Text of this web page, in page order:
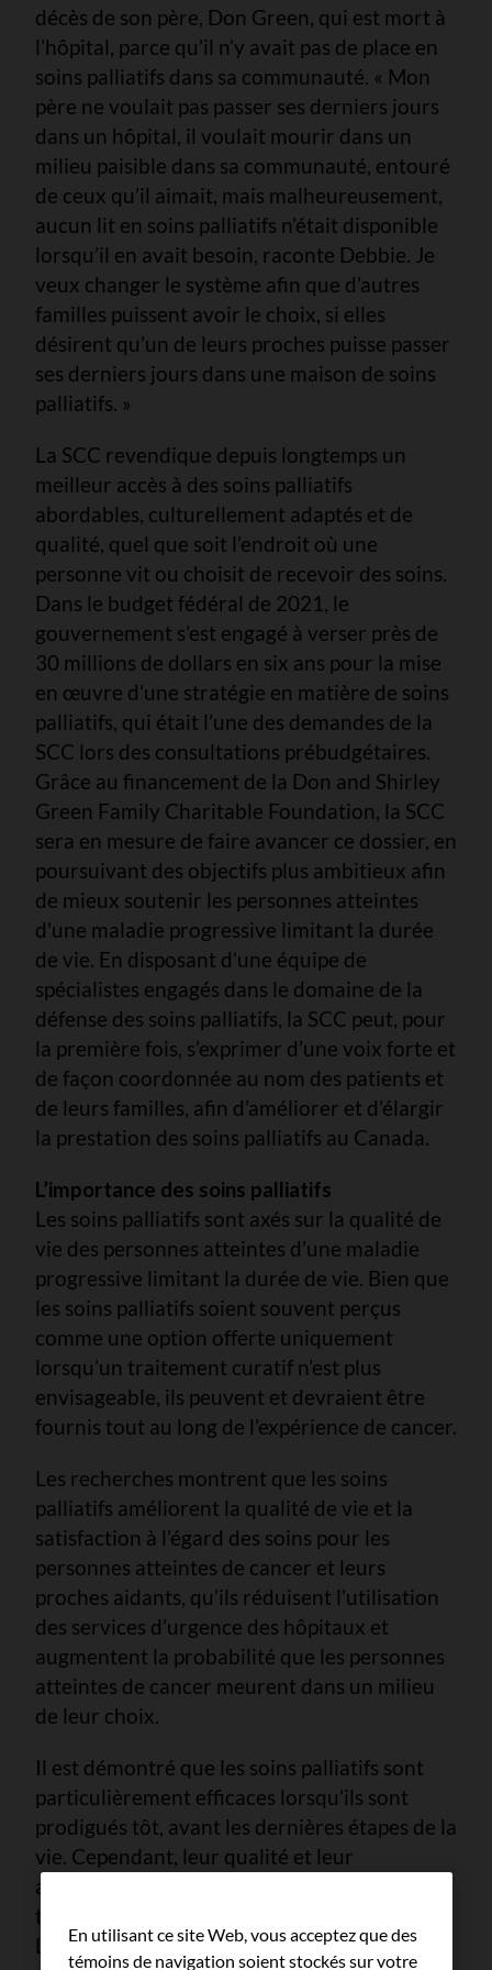
décès de son père, Don Green, qui est mort à
l’hôpital, parce qu’il n’y avait pas de place en
soins palliatifs dans sa communauté. « Mon
père ne voulait pas passer ses derniers jours
dans un hôpital, il voulait mourir dans un
milieu paisible dans sa communauté, entouré
de ceux qu’il aimait, mais malheureusement,
aucun lit en soins palliatifs n’était disponible
lorsqu’il en avait besoin, raconte Debbie. Je
veux changer le système afin que d’autres
familles puissent avoir le choix, si elles
désirent qu’un de leurs proches puisse passer
ses derniers jours dans une maison de soins
palliatifs. »
La SCC revendique depuis longtemps un
meilleur accès à des soins palliatifs
abordables, culturellement adaptés et de
qualité, quel que soit l’endroit où une
personne vit ou choisit de recevoir des soins.
Dans le budget fédéral de 2021, le
gouvernement s’est engagé à verser près de
30 millions de dollars en six ans pour la mise
en œuvre d’une stratégie en matière de soins
palliatifs, qui était l’une des demandes de la
SCC lors des consultations prébudgétaires.
Grâce au financement de la Don and Shirley
Green Family Charitable Foundation, la SCC
sera en mesure de faire avancer ce dossier, en
poursuivant des objectifs plus ambitieux afin
de mieux soutenir les personnes atteintes
d'une maladie progressive limitant la durée
de vie. En disposant d’une équipe de
spécialistes engagés dans le domaine de la
défense des soins palliatifs, la SCC peut, pour
la première fois, s’exprimer d’une voix forte et
de façon coordonnée au nom des patients et
de leurs familles, afin d’améliorer et d’élargir
la prestation des soins palliatifs au Canada.
L’importance des soins palliatifs
Les soins palliatifs sont axés sur la qualité de
vie des personnes atteintes d’une maladie
progressive limitant la durée de vie. Bien que
les soins palliatifs soient souvent perçus
comme une option offerte uniquement
lorsqu’un traitement curatif n’est plus
envisageable, ils peuvent et devraient être
fournis tout au long de l’expérience de cancer.
Les recherches montrent que les soins
palliatifs améliorent la qualité de vie et la
satisfaction à l’égard des soins pour les
personnes atteintes de cancer et leurs
proches aidants, qu’ils réduisent l’utilisation
des services d’urgence des hôpitaux et
augmentent la probabilité que les personnes
atteintes de cancer meurent dans un milieu
de leur choix.
Il est démontré que les soins palliatifs sont
particulièrement efficaces lorsqu’ils sont
prodigués tôt, avant les dernières étapes de la
vie. Cependant, leur qualité et leur
accessibilité varient d’une province et d’un
territoire à l’autre, et à l’intérieur de ceux-ci.
L’accessibilité et l’offre des soins ne sont pas
En utilisant ce site Web, vous acceptez que des
témoins de navigation soient stockés sur votre